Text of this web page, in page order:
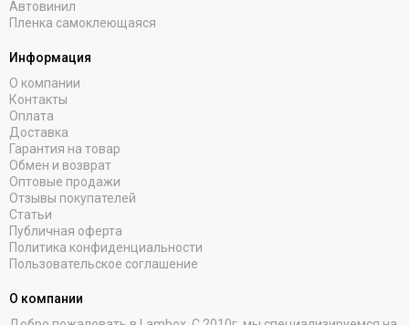
Автовинил
Пленка самоклеющаяся
Информация
О компании
Контакты
Оплата
Доставка
Гарантия на товар
Обмен и возврат
Оптовые продажи
Отзывы покупателей
Статьи
Публичная оферта
Политика конфиденциальности
Пользовательское соглашение
О компании